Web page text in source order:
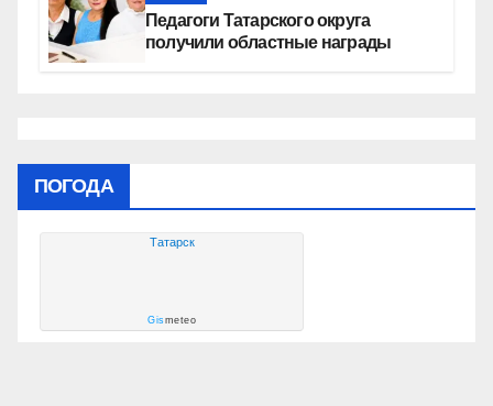
Педагоги Татарского округа
получили областные награды
ПОГОДА
Татарск
Gismeteo